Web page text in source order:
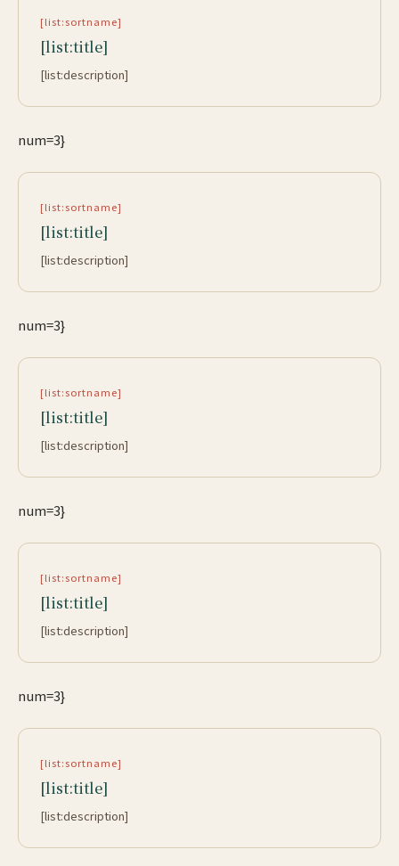
[list:sortname]
[list:title]
[list:description]
num=3}
[list:sortname]
[list:title]
[list:description]
num=3}
[list:sortname]
[list:title]
[list:description]
num=3}
[list:sortname]
[list:title]
[list:description]
num=3}
[list:sortname]
[list:title]
[list:description]